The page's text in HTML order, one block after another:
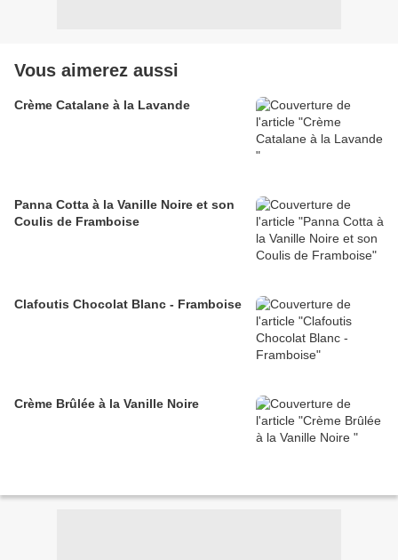
Vous aimerez aussi
Crème Catalane à la Lavande
Panna Cotta à la Vanille Noire et son
Coulis de Framboise
Clafoutis Chocolat Blanc - Framboise
Crème Brûlée à la Vanille Noire